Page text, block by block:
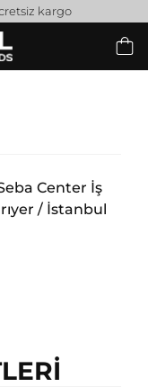
kargo
Center İş
/ İstanbul